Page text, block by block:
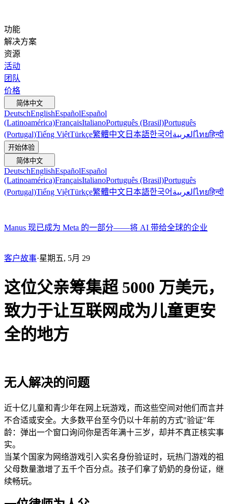
功能
解决方案
资源
活动
团队
价格
简体中文
DeutschEnglishEspañolEspañol
(Latinoamérica)FrançaisItalianoPortuguês (Brasil)Português
(Portugal)Tiếng ViệtTürkçe繁體中文 日本語한국어 العربيةไทยहिन्दी
开始体验
简体中文
DeutschEnglishEspañolEspañol
(Latinoamérica)FrançaisItalianoPortuguês (Brasil)Português
(Portugal)Tiếng ViệtTürkçe繁體中文 日本語한국어 العربيةไทยहिन्दी
Manus 现已成为 Meta 的一部分——将 AI 带给全球的企业
客户故事·星期五, 5月 29
这位父亲筹集超 5000 万美元，
致力于让互联网成为儿童更安
全的地方
无人解决的问题
近十亿儿童和青少年在网上玩游戏，而这些空间对他们而言并
不合适或安全。大多数平台至今仍以十年前的方式"验证"年
龄：弹出一个窗口询问你是否年满十三岁，却并不真正核实事
实。
当某个国家为网络游戏引入实名身份验证时，玩热门游戏的祖
父母数量激增了五千个百分点。孩子们拿了奶奶的身份证，继
续畅玩。